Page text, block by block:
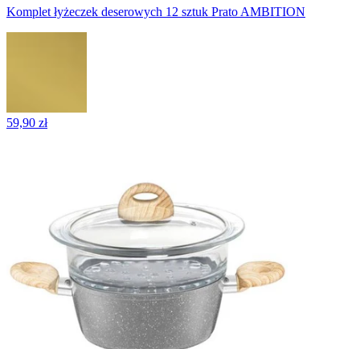
Komplet łyżeczek deserowych 12 sztuk Prato AMBITION
59,90 zł